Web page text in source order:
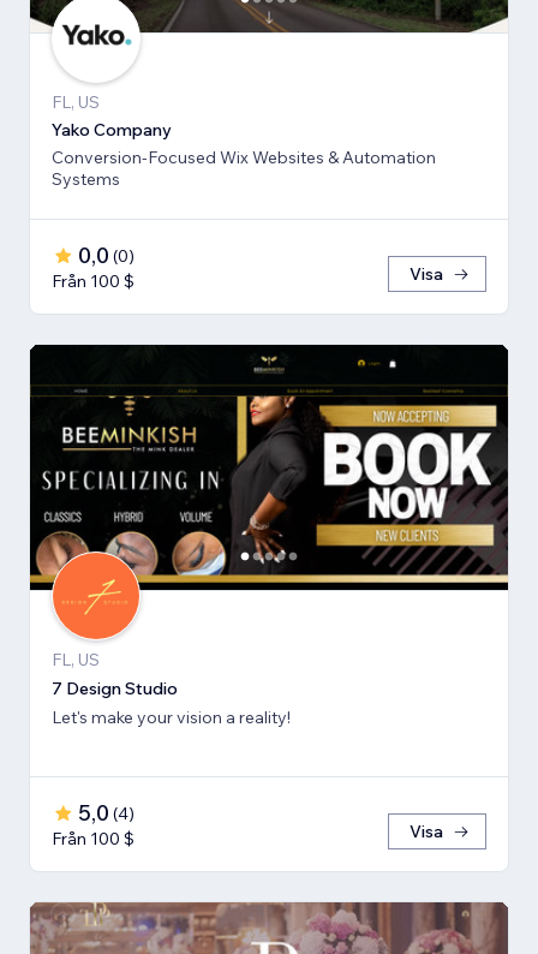
FL, US
Yako Company
Conversion-Focused Wix Websites & Automation
Systems
0,0 (0)
Från 100 $
Visa
FL, US
7 Design Studio
Let's make your vision a reality!
5,0 (4)
Från 100 $
Visa